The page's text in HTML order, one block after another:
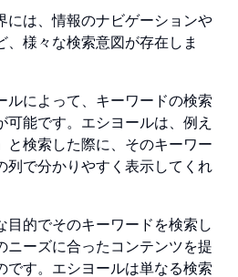
には、情報のナビゲーションや
、様々な検索意図が存在しま
ルによって、キーワードの検索
能です。エシヨールは、例え
と検索した際に、そのキーワー
列で分かりやすく表示してくれ
目的でそのキーワードを検索し
ニーズに合ったコンテンツを提
です。エシヨールは単なる検索